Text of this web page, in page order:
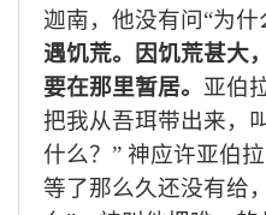
迦南，他没有问“为什
遇饥荒。因饥荒甚大
要在那里暂居。 亚伯
把我从吾珥带出来，
什么？” 神应许亚伯
等了那么久还没有给